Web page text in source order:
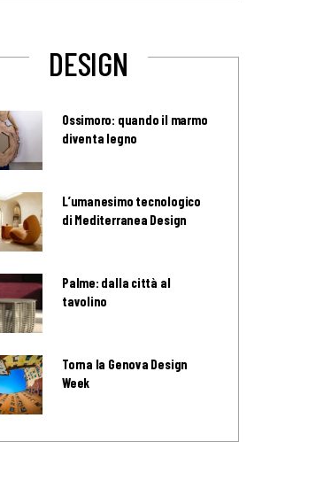
DESIGN
Ossimoro: quando il marmo
diventa legno
L’umanesimo tecnologico
di Mediterranea Design
Palme: dalla città al
tavolino
Torna la Genova Design
Week